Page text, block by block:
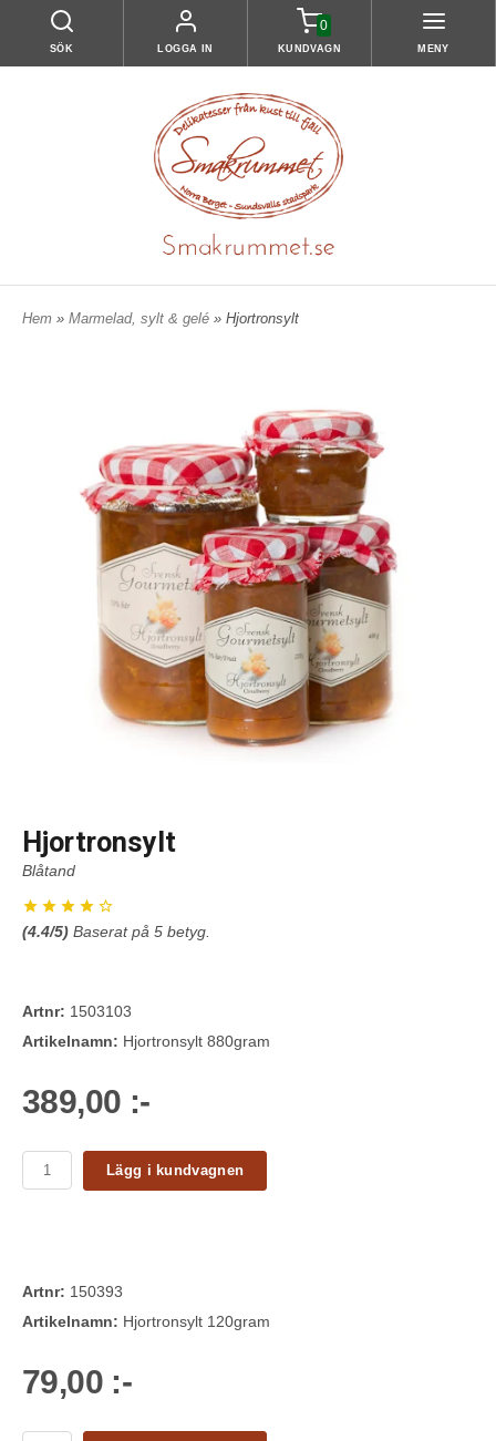
SÖK LOGGA IN
0
KUNDVAGN MENY
Hem » Marmelad, sylt & gelé » Hjortronsylt
Hjortronsylt
Blåtand
(4.4/5) Baserat på 5 betyg.
Artnr: 1503103
Artikelnamn: Hjortronsylt 880gram
389,00 :-
Lägg i kundvagnen
Artnr: 150393
Artikelnamn: Hjortronsylt 120gram
79,00 :-